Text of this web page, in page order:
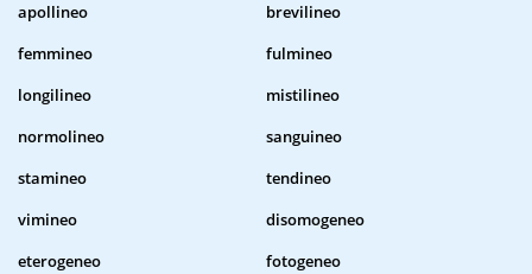
apollineo
brevilineo
femmineo
fulmineo
longilineo
mistilineo
normolineo
sanguineo
stamineo
tendineo
vimineo
disomogeneo
eterogeneo
fotogeneo